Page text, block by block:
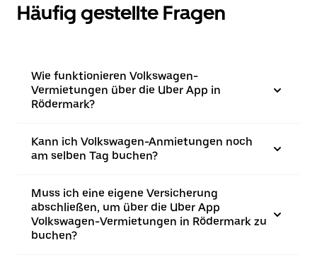
Häufig gestellte Fragen
Wie funktionieren Volkswagen-
Vermietungen über die Uber App in
Rödermark?
Kann ich Volkswagen-Anmietungen noch
am selben Tag buchen?
Muss ich eine eigene Versicherung
abschließen, um über die Uber App
Volkswagen-Vermietungen in Rödermark zu
buchen?